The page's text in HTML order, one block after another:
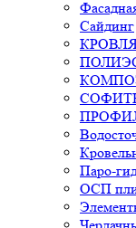
Сайдинг
Паро-
ОСП